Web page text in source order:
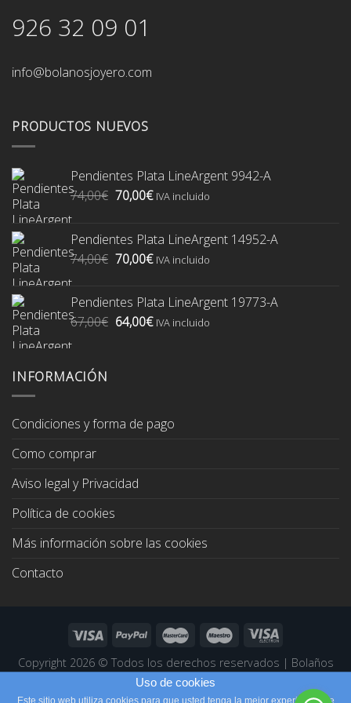
926 32 09 01
info@bolanosjoyero.com
PRODUCTOS NUEVOS
Pendientes Plata LineArgent 9942-A
74,00€ El
era:
74,00€.
70,00€El
es:
70,00€.
IVA incluido
Pendientes Plata LineArgent 14952-A
74,00€ El
era:
74,00€.
70,00€El
es:
70,00€.
IVA incluido
Pendientes Plata LineArgent 19773-A
67,00€ El
64,00€ElIVA incluido
INFORMACIÓN
Condiciones y forma de pago
Como comprar
Aviso legal y Privacidad
Política de cookies
Más información sobre las cookies
Contacto
Copyright 2026 © Todos los derechos reservados | Bolaños
Páginas Web Profesionales
Uso de cookies
Este sitio web utiliza cookies para que usted tenga la mejor experiencia de